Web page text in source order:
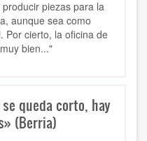
piezas para la
aunque sea como
Por cierto, la oficina de
bien..."
queda corto, hay
(Berria)